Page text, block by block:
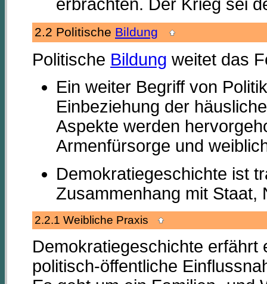
erbrachten. Der Krieg sei
2.2 Politische Bildung
Politische Bildung weitet das
Ein weiter Begriff von
Einbeziehung der
Aspekte werden
Armenfürsorge und
Demokratiegeschichte ist
Zusammenhang mit Staat,
2.2.1 Weibliche Praxis
Demokratiegeschichte erfährt
politisch-öffentliche